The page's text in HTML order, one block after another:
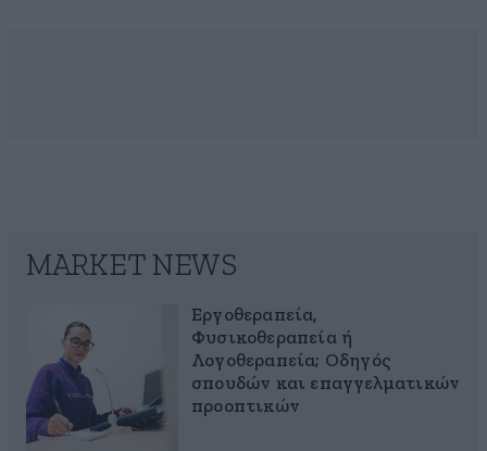
MARKET NEWS
Εργοθεραπεία,
Φυσικοθεραπεία ή
Λογοθεραπεία; Οδηγός
σπουδών και επαγγελματικών
προοπτικών